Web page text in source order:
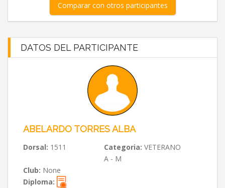
Comparar con otros participantes
DATOS DEL PARTICIPANTE
ABELARDO TORRES ALBA
Dorsal: 1511 Categoria: VETERANO
A - M
Club: None
Diploma: